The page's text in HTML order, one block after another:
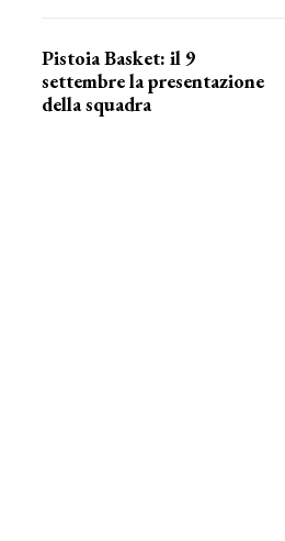
Pistoia Basket: il 9
settembre la presentazione
della squadra